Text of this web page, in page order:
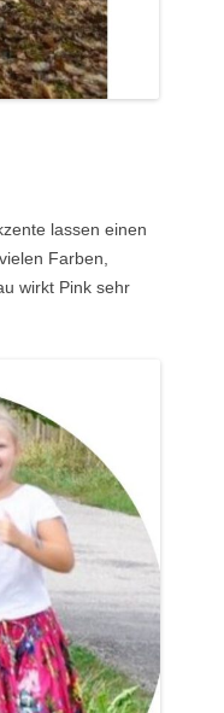
lassen einen
Farben,
wirkt Pink sehr